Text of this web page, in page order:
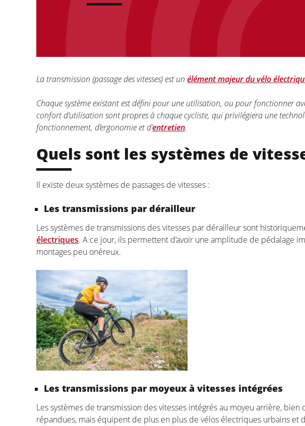
La transmission (passage des vitesses) est un élément majeur du vélo
Chaque système existant est défini pour une utilisation, ou pour fonctionner
confort d’utilisation sont propres à chaque cycliste, qui privilégiera une
fonctionnement, d’ergonomie et d’entretien.
Quels sont les systèmes de
Il existe deux systèmes de passages de vitesses :
Les transmissions par dérailleur
Les systèmes de transmissions des vitesses par dérailleur sont
électriques. A ce jour, ils permettent d’avoir une amplitude de pédalage
montages peu onéreux.
Les transmissions par moyeux à vitesses intégrées
Les systèmes de transmission des vitesses intégrés au moyeu arrière, bien
répandues, mais équipent de plus en plus de vélos électriques urbains et